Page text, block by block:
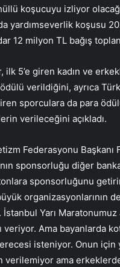
koşucuyu izliyor
yardımseverlik koşusu
12 milyon TL bağış
ilk 5’e giren kadın ve
verildiğini, ayrıca
sporculara da para
verileceğini açıkladı.
Federasyonu Başkanı
sponsorluğu diğer
sponsorluğunu
organizasyonlarının
İstanbul Yarı Maratonumuz
veriyor. Ama bayanlarda
isteniyor. Onun için
verilemiyor ama